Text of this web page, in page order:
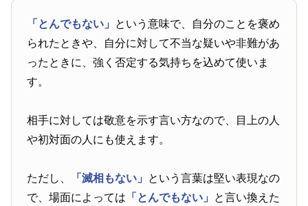
「とんでもない」 という意味で、自分のことを褒め
られたときや、自分に対して不当な疑いや非難があ
ったときに、強く否定する気持ちを込めて使いま
す。
相手に対しては敬意を示す言い方なので、目上の人
や初対面の人にも使えます。
ただし、 「滅相もない」 という言葉は堅い表現なの
で、場面によっては 「とんでもない」 と言い換えた